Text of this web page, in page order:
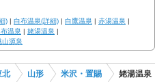
) | 白布温泉(詳細) | 白鷹温泉 | 赤湯温泉 |
温泉 | 姥湯温泉 |
山源泉
北 山形 米沢・置賜 姥湯温泉